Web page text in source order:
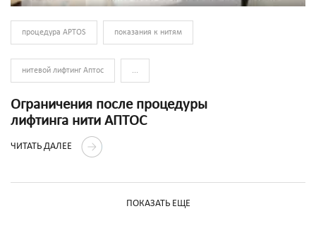
процедура APTOS показания к нитям
нитевой лифтинг Аптос ...
Ограничения после процедуры
лифтинга нити АПТОС
ЧИТАТЬ ДАЛЕЕ
ПОКАЗАТЬ ЕЩЕ